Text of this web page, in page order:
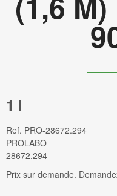
1 l
Ref. PRO-28672.294
PROLABO
28672.294
Prix sur demande.